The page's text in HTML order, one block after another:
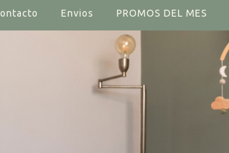
Envios PROMOS DEL MES